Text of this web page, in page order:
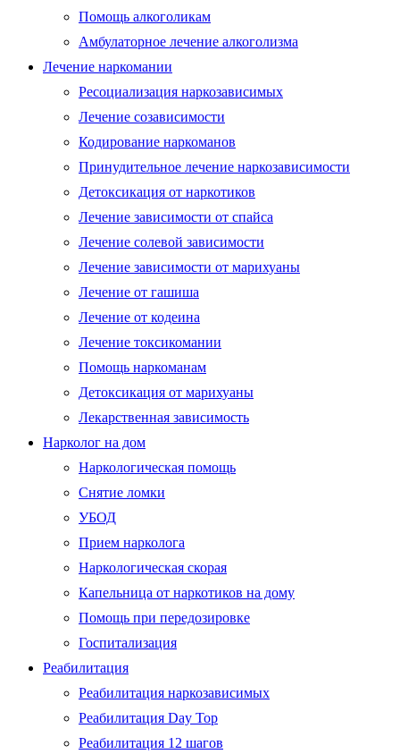
Помощь алкоголикам
Амбулаторное лечение алкоголизма
Лечение наркомании
Ресоциализация наркозависимых
Лечение созависимости
Кодирование наркоманов
Принудительное лечение наркозависимости
Детоксикация от наркотиков
Лечение зависимости от спайса
Лечение солевой зависимости
Лечение зависимости от марихуаны
Лечение от гашиша
Лечение от кодеина
Лечение токсикомании
Помощь наркоманам
Детоксикация от марихуаны
Лекарственная зависимость
Нарколог на дом
Наркологическая помощь
Снятие ломки
УБОД
Прием нарколога
Наркологическая скорая
Капельница от наркотиков на дому
Помощь при передозировке
Госпитализация
Реабилитация
Реабилитация наркозависимых
Реабилитация Day Top
Реабилитация 12 шагов